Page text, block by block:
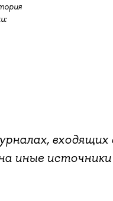
входящих
иные источники